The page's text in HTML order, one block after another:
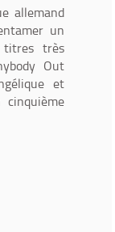
allemand
un
titres très
Out
et